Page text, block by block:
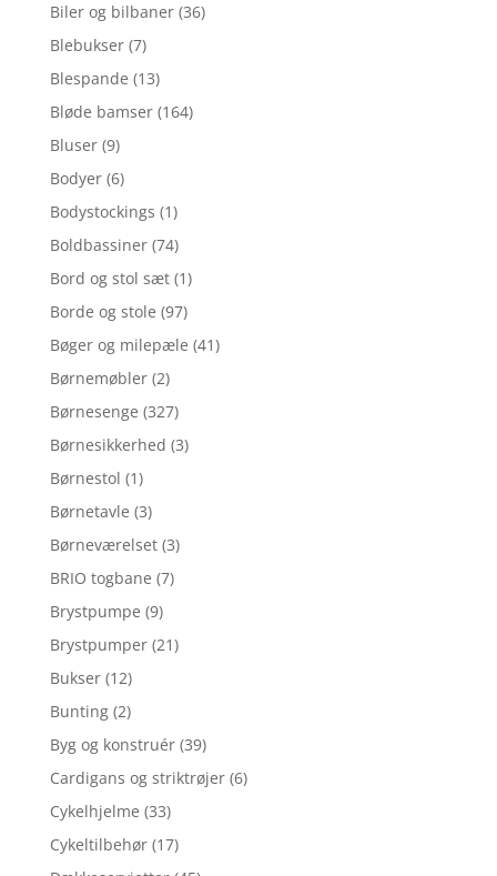
Biler og bilbaner (36)
Blebukser (7)
Blespande (13)
Bløde bamser (164)
Bluser (9)
Bodyer (6)
Bodystockings (1)
Boldbassiner (74)
Bord og stol sæt (1)
Borde og stole (97)
Bøger og milepæle (41)
Børnemøbler (2)
Børnesenge (327)
Børnesikkerhed (3)
Børnestol (1)
Børnetavle (3)
Børneværelset (3)
BRIO togbane (7)
Brystpumpe (9)
Brystpumper (21)
Bukser (12)
Bunting (2)
Byg og konstruér (39)
Cardigans og striktrøjer (6)
Cykelhjelme (33)
Cykeltilbehør (17)